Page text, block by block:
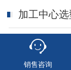
加工中心
机床业综
销售咨询